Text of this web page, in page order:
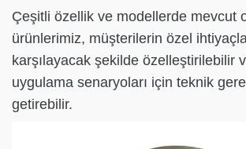
Çeşitli özellik ve modellerde mevcut
ürünlerimiz, müşterilerin özel
karşılayacak şekilde özelleştirilebilir
uygulama senaryoları için teknik
getirebilir.